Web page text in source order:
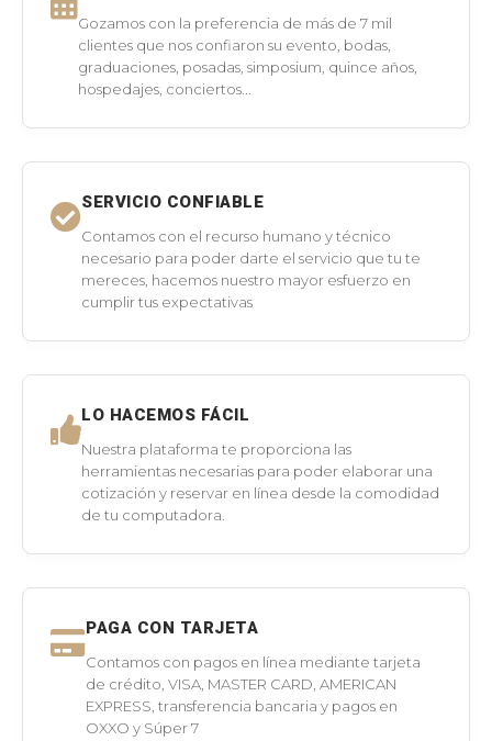
Gozamos con la preferencia de más de 7 mil
clientes que nos confiaron su evento, bodas,
graduaciones, posadas, simposium, quince años,
hospedajes, conciertos...
SERVICIO CONFIABLE
Contamos con el recurso humano y técnico
necesario para poder darte el servicio que tu te
mereces, hacemos nuestro mayor esfuerzo en
cumplir tus expectativas
LO HACEMOS FÁCIL
Nuestra plataforma te proporciona las
herramientas necesarias para poder elaborar una
cotización y reservar en línea desde la comodidad
de tu computadora.
PAGA CON TARJETA
Contamos con pagos en línea mediante tarjeta
de crédito, VISA, MASTER CARD, AMERICAN
EXPRESS, transferencia bancaria y pagos en
OXXO y Súper 7